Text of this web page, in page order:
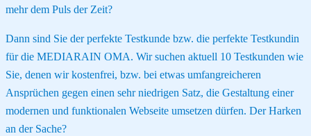
mehr dem Puls der Zeit?
Dann sind Sie der perfekte Testkunde bzw. die perfekte Testkundin
für die MEDIARAIN OMA. Wir suchen aktuell 10 Testkunden wie
Sie, denen wir kostenfrei, bzw. bei etwas umfangreicheren
Ansprüchen gegen einen sehr niedrigen Satz, die Gestaltung einer
modernen und funktionalen Webseite umsetzen dürfen. Der Harken
an der Sache?